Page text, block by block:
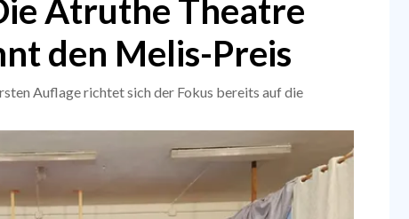
Atruthe Theatre
den Melis-Preis
Auflage richtet sich der Fokus bereits auf die